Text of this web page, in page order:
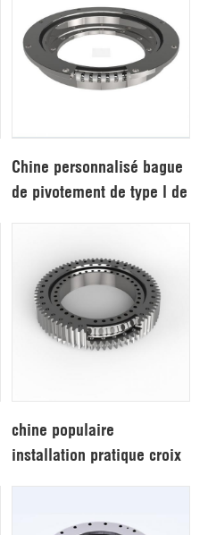
Chine personnalisé bague
de pivotement de type l de
chine populaire
installation pratique croix